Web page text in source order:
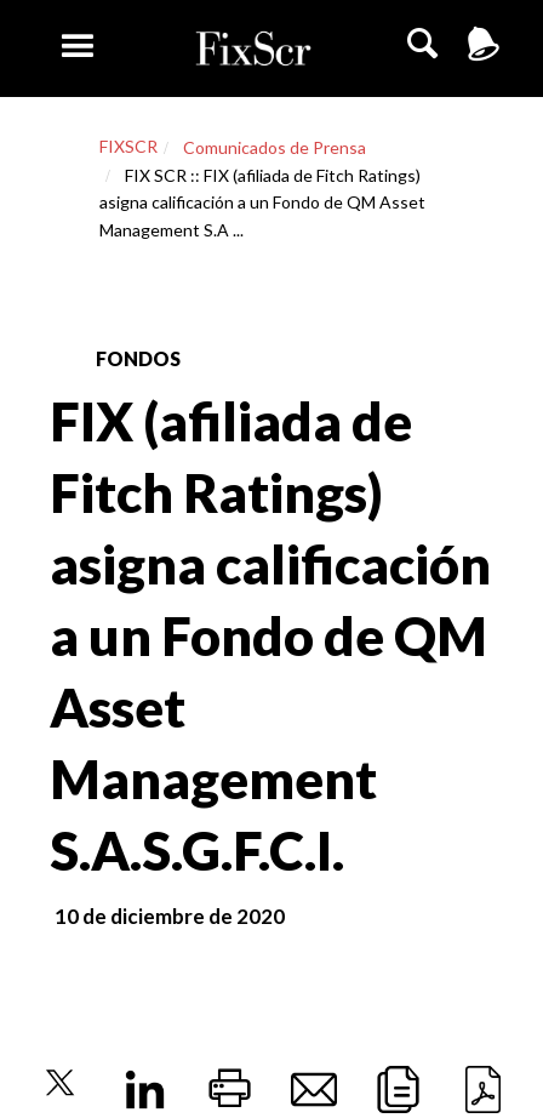
FIXSCR
Comunicados de Prensa
FIX SCR :: FIX (afiliada de Fitch Ratings)
asigna calificación a un Fondo de QM Asset
Management S.A ...
FONDOS
FIX (afiliada de
Fitch Ratings)
asigna calificación
a un Fondo de QM
Asset
Management
S.A.S.G.F.C.I.
10 de diciembre de 2020